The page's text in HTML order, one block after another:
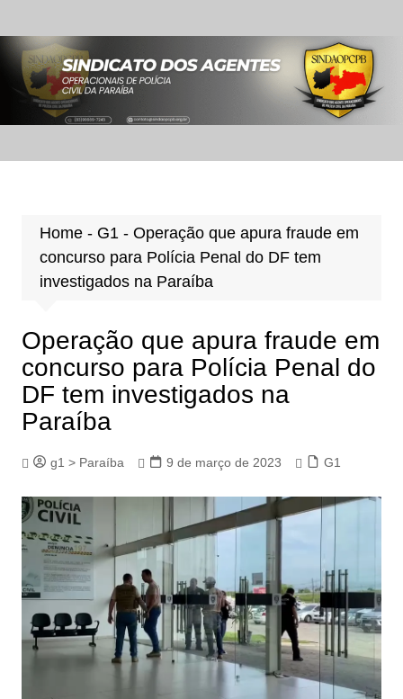
para
conteúdo
Home- G1 - Operação que apura fraude em
concurso para Polícia Penal do DF tem
investigados na Paraíba
Operação que apura fraude em
concurso para Polícia Penal do
DF tem investigados na
Paraíba
g1 > Paraíba 9 de março de 2023 G1